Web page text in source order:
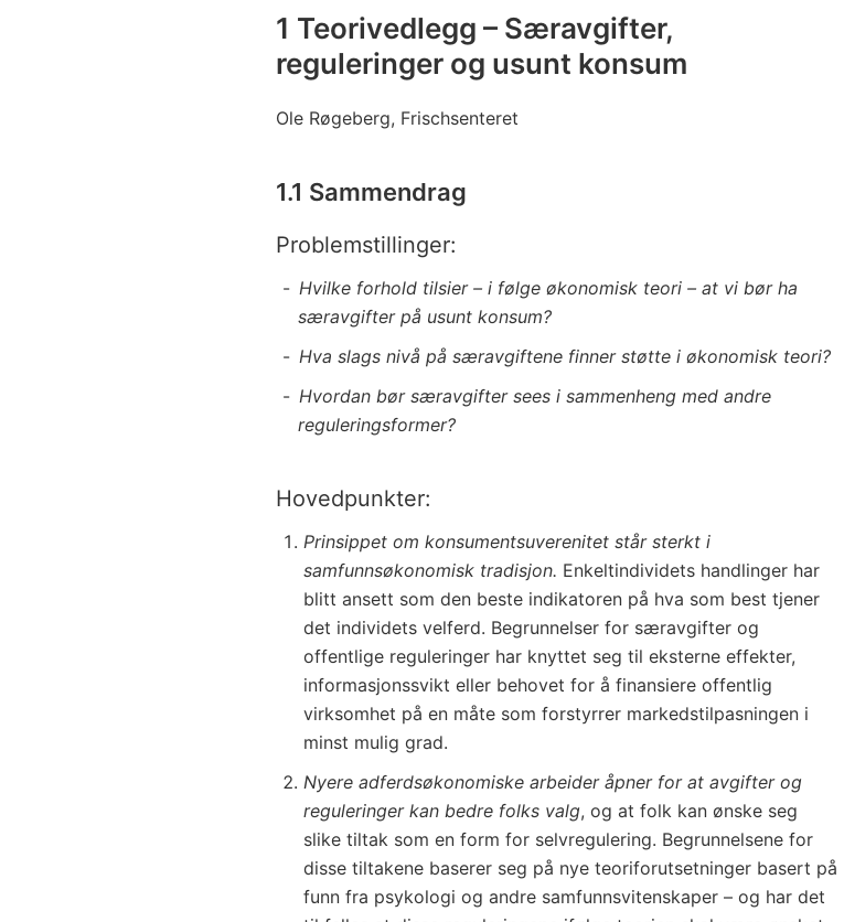
1 Teorivedlegg – Særavgifter,
reguleringer og usunt konsum
Ole Røgeberg, Frischsenteret
1.1 Sammendrag
Problemstillinger:
Hvilke forhold tilsier – i følge økonomisk teori – at vi bør ha
særavgifter på usunt konsum?
Hva slags nivå på særavgiftene finner støtte i økonomisk teori?
Hvordan bør særavgifter sees i sammenheng med andre
reguleringsformer?
Hovedpunkter:
Prinsippet om konsumentsuverenitet står sterkt i
samfunnsøkonomisk tradisjon. Enkeltindividets handlinger har
blitt ansett som den beste indikatoren på hva som best tjener
det individets velferd. Begrunnelser for særavgifter og
offentlige reguleringer har knyttet seg til eksterne ­effekter,
informasjonssvikt eller behovet for å finansiere offentlig
virksomhet på en måte som forstyrrer markedstilpasningen i
minst mulig grad.
Nyere adferdsøkonomiske arbeider åpner for at avgifter og
reguleringer kan bedre folks valg, og at folk kan ønske seg
slike tiltak som en form for selvregulering. Begrunnelsene for
disse tiltakene baserer seg på nye teoriforutsetninger basert på
funn fra psykologi og andre samfunnsvitenskaper – og har det